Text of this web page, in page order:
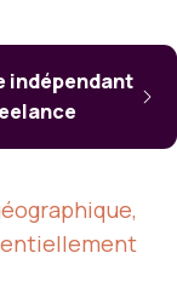
indépendant